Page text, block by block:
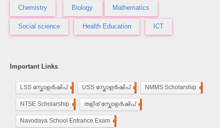
Chemistry Biology. Mathematics
Social science Health Education ICT
Important Links
LSS സ്കോളർഷിപ് 248USS സ്കോളർഷിപ് 100NMMS Scholarship
NTSE Scholarship 118തളിര് സ്കോളർഷിപ്
Navodaya School Entrance Exam